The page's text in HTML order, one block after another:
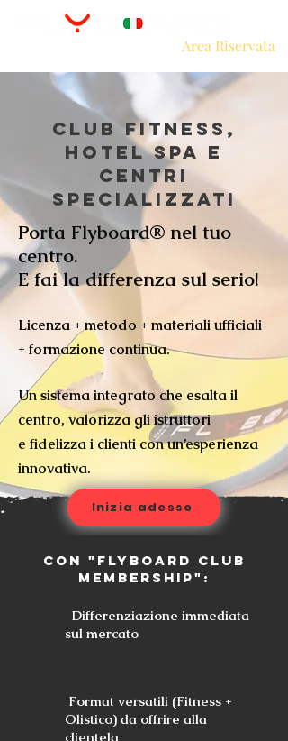
Area Riservata
Club FitneSs,
Hotel Spa e
Centri
Specializzati
Porta Flyboard® nel tuo
centro.
E fai la differenza sul serio!
Licenza + metodo + materiali ufficiali
+ formazione continua.
Un sistema integrato che esalta il
centro, valorizza gli istruttori
e fidelizza i clienti con un’esperienza
innovativa.
Inizia adesso
con "Flyboard Club
membershiP":
Differenziazione immediata
sul mercato
Format versatili (Fitness +
Olistico) da offrire alla
clientela